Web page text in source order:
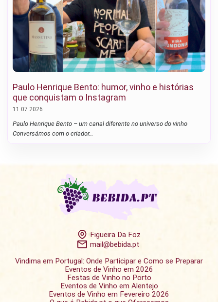
Paulo Henrique Bento: humor, vinho e histórias
que conquistam o Instagram
11.07.2026
Paulo Henrique Bento – um canal diferente no universo do vinho
Conversámos com o criador…
Figueira Da Foz
mail@bebida.pt
Vindima em Portugal: Onde Participar e Como se Preparar
Eventos de Vinho em 2026
Festas de Vinho no Porto
Eventos de Vinho em Alentejo
Eventos de Vinho em Fevereiro 2026